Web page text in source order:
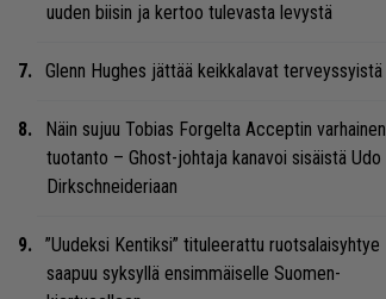
uuden biisin ja kertoo tulevasta levystä
Glenn Hughes jättää keikkalavat terveyssyistä
Näin sujuu Tobias Forgelta Acceptin varhainen
tuotanto – Ghost-johtaja kanavoi sisäistä Udo
Dirkschneideriaan
”Uudeksi Kentiksi” tituleerattu ruotsalaisyhtye
saapuu syksyllä ensimmäiselle Suomen-